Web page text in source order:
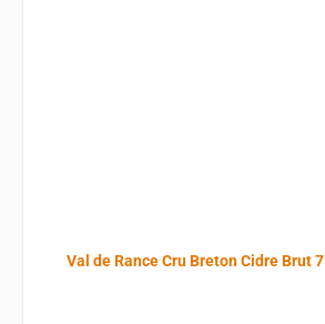
Val de Rance Cru Breton Cidre Brut